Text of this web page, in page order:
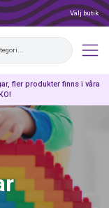
Välj butik
fler produkter finns i våra